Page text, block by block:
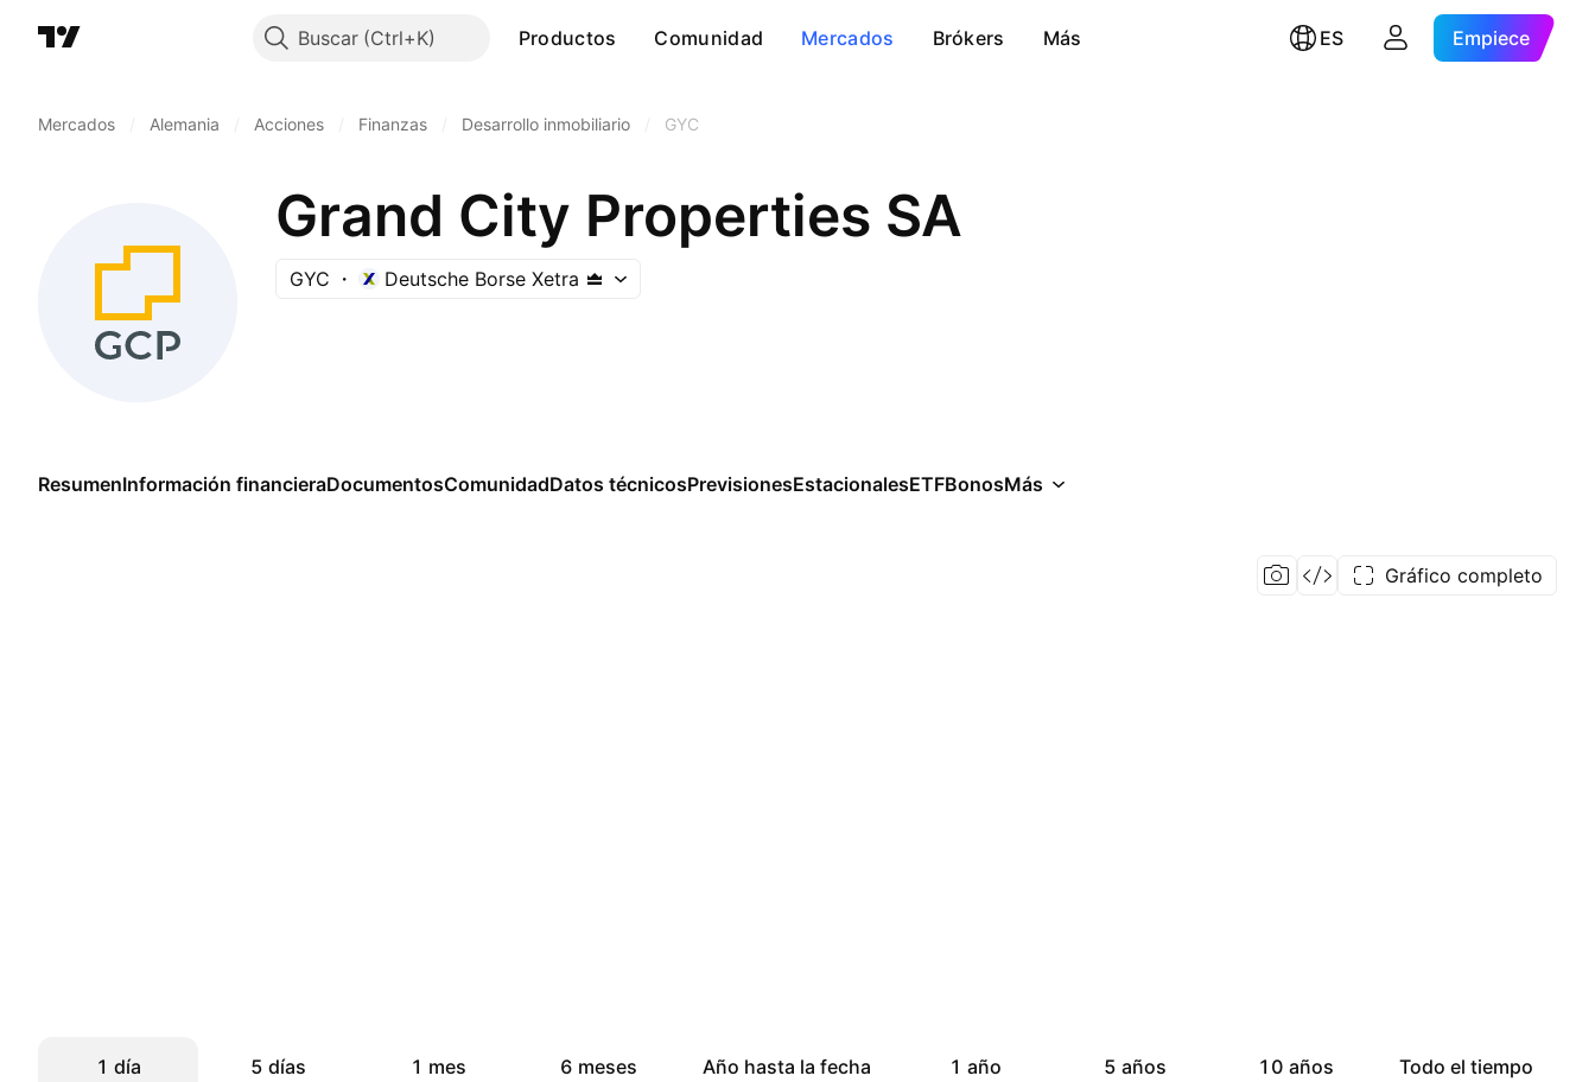
Buscar Productos Comunidad Mercados Brókers Más ES Empiece
Mercados Alemania Acciones Finanzas Desarrollo inmobiliario GYC
Grand City Properties SA
GYC Deutsche Borse Xetra
ResumenInformación financieraDocumentosComunidadDatos técnicosPrevisionesEstacionalesETFBonosMás
Gráfico completo
1 día
5 días
1 mes
6 meses
Año hasta la fecha
1 año
5 años
10 años
Todo el tiempo